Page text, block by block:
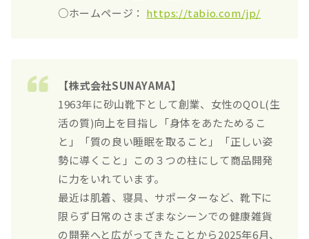
○ホームページ： https://tabio.com/jp/
【株式会社SUNAYAMA】
1963年に砂山靴下として創業、女性のQOL(生
活の質)向上を目指し「身体をあたためるこ
と」「質の良い睡眠を取ること」「正しい姿
勢に導くこと」この３つの柱にして商品開発
に力をいれています。
最近は肌着、寝具、サポーターなど、靴下に
限らず日常のさまざまなシーンでの健康雑貨
の開発へと広がってきたことから2025年6月、